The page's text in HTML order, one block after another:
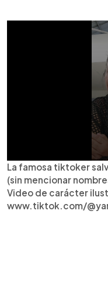
La famosa tiktoker
(sin mencionar
Video de carácter
www.tiktok.com/